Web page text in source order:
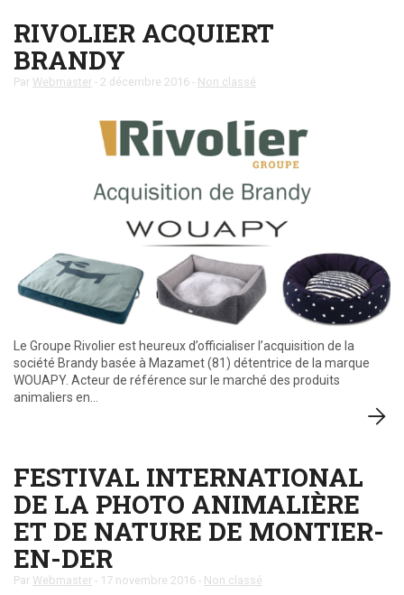
RIVOLIER ACQUIERT
BRANDY
Par Webmaster - 2 décembre 2016 - Non classé
Le Groupe Rivolier est heureux d’officialiser l’acquisition de la
société Brandy basée à Mazamet (81) détentrice de la marque
WOUAPY. Acteur de référence sur le marché des produits
animaliers en…
FESTIVAL INTERNATIONAL
DE LA PHOTO ANIMALIÈRE
ET DE NATURE DE MONTIER-
EN-DER
Par Webmaster - 17 novembre 2016 - Non classé